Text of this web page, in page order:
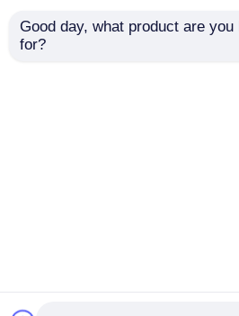
Inulina
Fibra de tapioca
Good day, what product are you
for?